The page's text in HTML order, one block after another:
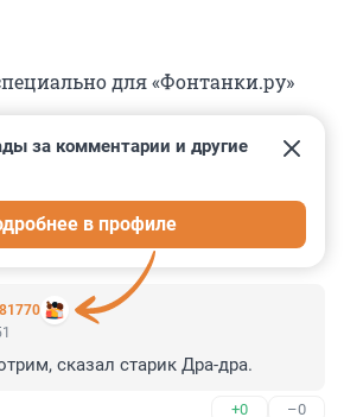
для «Фонтанки.ру»
125
за комментарии и другие
в профиле
сказал старик Дра-дра.
+0 –0